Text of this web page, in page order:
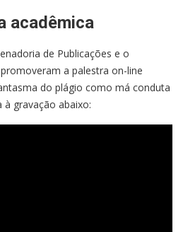
acadêmica
de Publicações e o
a palestra on-line
do plágio como má conduta
à gravação abaixo: